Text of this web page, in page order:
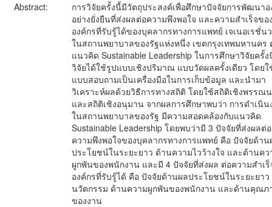
Abstract:
การวิจัยครั้งนี้มีวัตถุประสงค์เพื่อศึกษาปัจจัยการพัฒนาอ
อย่างยั่งยืนที่ส่งผลต่อความพึงพอใจ และความสำเร็จขอ
องค์กรที่รับรู้ได้ของบุคลากรทางการแพทย์ เจเนอเรชั่น
ในสถานพยาบาลของรัฐแห่งหนึ่ง เขตกรุงเทพมหานคร
แนวคิด Sustainable Leadership ในการศึกษาวิจัยครั้
วิจัยได้ใช้รูปแบบเชิงปริมาณ แบบวัดผลครั้งเดียว โดยใ
แบบสอบถามเป็นเครื่องมือในการเก็บข้อมูล และนำมา
วิเคราะห์ผลด้วยวิธีการทางสถิติ โดยใช้สถิติเชิงพรรณ
และสถิติเชิงอนุมาน จากผลการศึกษาพบว่า การดำเนิน
ในสถานพยาบาลของรัฐ มีความสอดคล้องกับแนวคิด
Sustainable Leadership โดยพบว่ามี 3 ปัจจัยที่ส่งผลต่อ
ความพึงพอใจของบุคลากรทางการแพทย์ คือ ปัจจัยด้าน
ประโยชน์ในระยะยาว ด้านความไวว้างใจ และด้านคว
ผูกพันของพนักงาน และมี 4 ปัจจัยที่ส่งผล ต่อความสำเ
องค์กรที่รับรู้ได้ คือ ปัจจัยด้านผลประโยชน์ในระยะยา
นวัตกรรม ด้านความผูกพันของพนักงาน และด้านคุณภ
ของงาน